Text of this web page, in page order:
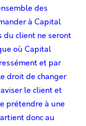
des
à Capital
du client ne seront
où Capital
et par
droit de changer
le client et
prétendre à une
donc au